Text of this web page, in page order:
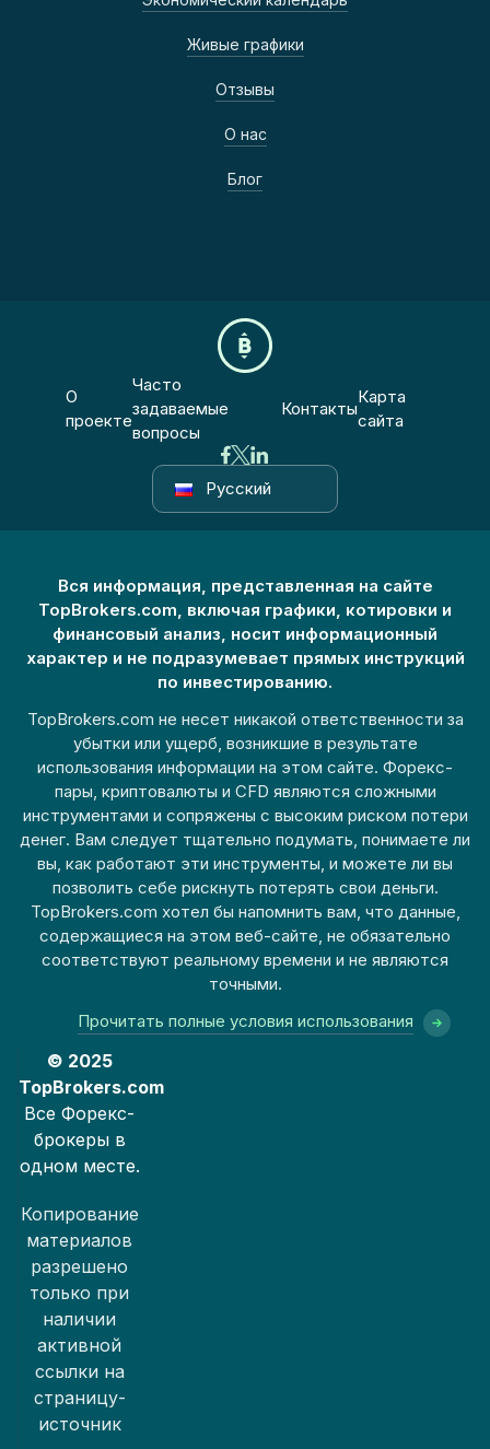
Живые графики
Отзывы
О нас
Блог
О
проекте
Часто
задаваемые
вопросы
Контакты
Карта
сайта
Русский
Вся информация, представленная на сайте
TopBrokers.com, включая графики, котировки и
финансовый анализ, носит информационный
характер и не подразумевает прямых инструкций
по инвестированию.
TopBrokers.com не несет никакой ответственности за
убытки или ущерб, возникшие в результате
использования информации на этом сайте. Форекс-
пары, криптовалюты и CFD являются сложными
инструментами и сопряжены с высоким риском потери
денег. Вам следует тщательно подумать, понимаете ли
вы, как работают эти инструменты, и можете ли вы
позволить себе рискнуть потерять свои деньги.
TopBrokers.com хотел бы напомнить вам, что данные,
содержащиеся на этом веб-сайте, не обязательно
соответствуют реальному времени и не являются
точными.
Прочитать полные условия использования
© 2025
TopBrokers.com
Все Форекс-
брокеры в
одном месте.
Копирование
материалов
разрешено
только при
наличии
активной
ссылки на
страницу-
источник